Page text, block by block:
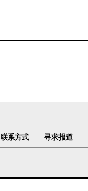
联系方式 寻求报道